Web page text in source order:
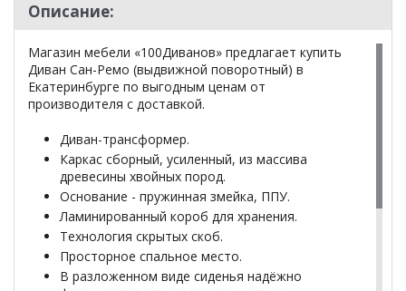
Описание:
Магазин мебели «100Диванов» предлагает купить
Диван Сан-Ремо (выдвижной поворотный) в
Екатеринбурге по выгодным ценам от
производителя с доставкой.
Диван-трансформер.
Каркас сборный, усиленный, из массива
древесины хвойных пород.
Основание - пружинная змейка, ППУ.
Ламинированный короб для хранения.
Технология скрытых скоб.
Просторное спальное место.
В разложенном виде сиденья надёжно